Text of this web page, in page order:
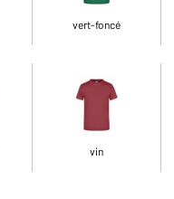
vert-foncé
vin